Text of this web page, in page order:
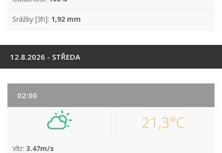
Srážky [3h]: 1,92 mm
12.8.2026 - STŘEDA
02:00
21,3°C
Vítr: 3.47m/s